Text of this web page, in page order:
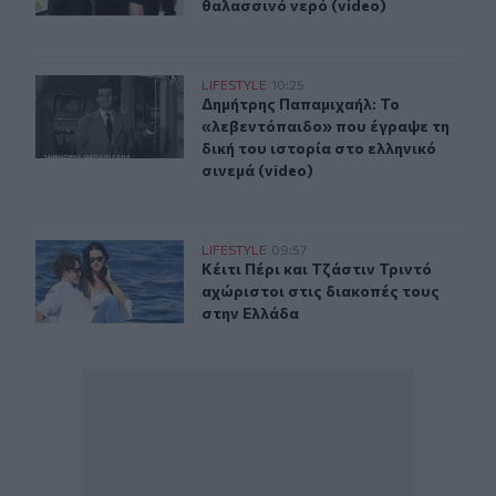
θαλασσινό νερό (video)
Δημήτρης Παπαμιχαήλ: Το «λεβεντόπαιδο» που έγραψε
LIFESTYLE 10:25
Δημήτρης Παπαμιχαήλ: Το
Δημήτρης Παπαμιχαήλ: Το
«λεβεντόπαιδο» που έγραψε τη
δική του ιστορία στο ελληνικό
σινεμά (video)
Κέιτι Πέρι και Τζάστιν Τριντό αχώριστοι στις
LIFESTYLE 09:57
Κέιτι Πέρι και Τζάστιν Τριντό
Κέιτι Πέρι και Τζάστιν Τριντό
αχώριστοι στις διακοπές τους
στην Ελλάδα